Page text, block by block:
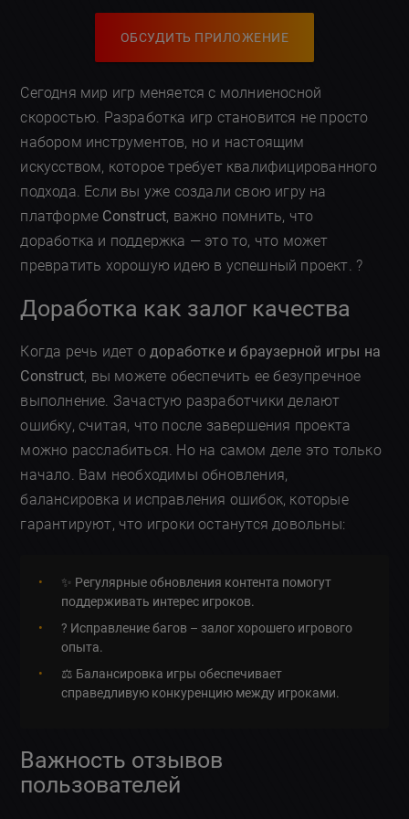
ОБСУДИТЬ ПРИЛОЖЕНИЕ
Сегодня мир игр меняется с молниеносной
скоростью. Разработка игр становится не просто
набором инструментов, но и настоящим
искусством, которое требует квалифицированного
подхода. Если вы уже создали свою игру на
платформе Construct, важно помнить, что
доработка и поддержка — это то, что может
превратить хорошую идею в успешный проект. ?
Доработка как залог качества
Когда речь идет одоработке и браузерной игры на
Construct, вы можете обеспечить ее безупречное
выполнение. Зачастую разработчики делают
ошибку, считая, что после завершения проекта
можно расслабиться. Но на самом деле это только
начало. Вам необходимы обновления,
балансировка и исправления ошибок, которые
гарантируют, что игроки останутся довольны:
✨ Регулярные обновления контента помогут
поддерживать интерес игроков.
?️ Исправление багов – залог хорошего игрового
опыта.
⚖️ Балансировка игры обеспечивает
справедливую конкуренцию между игроками.
Важность отзывов
пользователей